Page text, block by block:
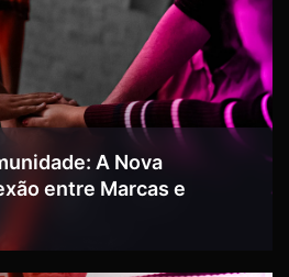
A Nova
entre Marcas e